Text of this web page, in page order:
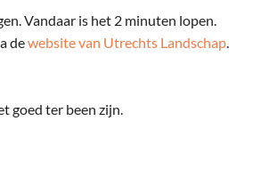
Vandaar is het 2 minuten lopen.
dewebsite van Utrechts Landschap.
goed ter been zijn.